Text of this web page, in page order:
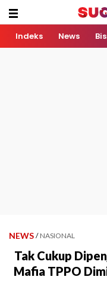
Indeks News
NEWS / NASIONAL
Tak Cukup
Mafia TPPO